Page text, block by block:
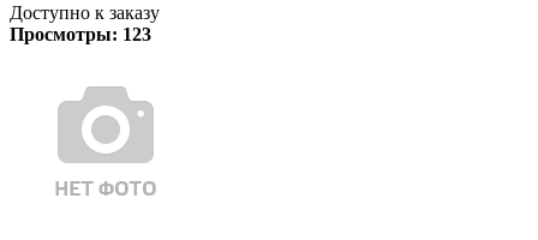
Доступно к заказу
Просмотры: 123